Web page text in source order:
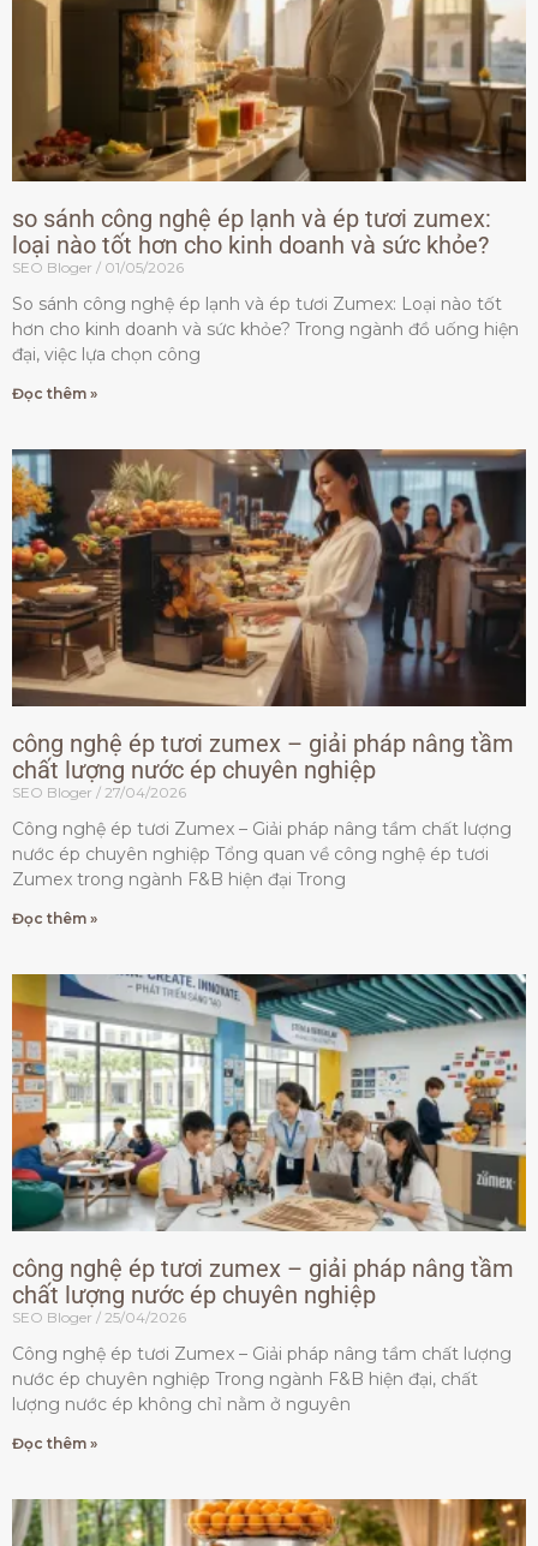
so sánh công nghệ ép lạnh và ép tươi zumex:
loại nào tốt hơn cho kinh doanh và sức khỏe?
SEO Bloger 01/05/2026
So sánh công nghệ ép lạnh và ép tươi Zumex: Loại nào tốt
hơn cho kinh doanh và sức khỏe? Trong ngành đồ uống hiện
đại, việc lựa chọn công
Đọc thêm »
công nghệ ép tươi zumex – giải pháp nâng tầm
chất lượng nước ép chuyên nghiệp
SEO Bloger 27/04/2026
Công nghệ ép tươi Zumex – Giải pháp nâng tầm chất lượng
nước ép chuyên nghiệp Tổng quan về công nghệ ép tươi
Zumex trong ngành F&B hiện đại Trong
Đọc thêm »
công nghệ ép tươi zumex – giải pháp nâng tầm
chất lượng nước ép chuyên nghiệp
SEO Bloger 25/04/2026
Công nghệ ép tươi Zumex – Giải pháp nâng tầm chất lượng
nước ép chuyên nghiệp Trong ngành F&B hiện đại, chất
lượng nước ép không chỉ nằm ở nguyên
Đọc thêm »